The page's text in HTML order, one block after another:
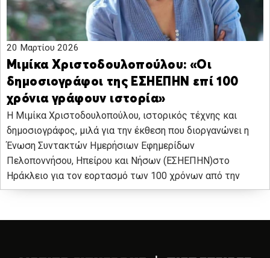
20 Μαρτίου 2026
Μιμίκα Χριστοδουλοπούλου: «Οι
δημοσιογράφοι της ΕΣΗΕΠΗΝ επί 100
χρόνια γράφουν ιστορία»
Η Μιμίκα Χριστοδουλοπούλου, ιστορικός τέχνης και
δημοσιογράφος, μιλά για την έκθεση που διοργανώνει η
Ένωση Συντακτών Ημερήσιων Εφημερίδων
Πελοποννήσου, Ηπείρου και Νήσων (ΕΣΗΕΠΗΝ)στο
Ηράκλειο για τον εορτασμό των 100 χρόνων από την